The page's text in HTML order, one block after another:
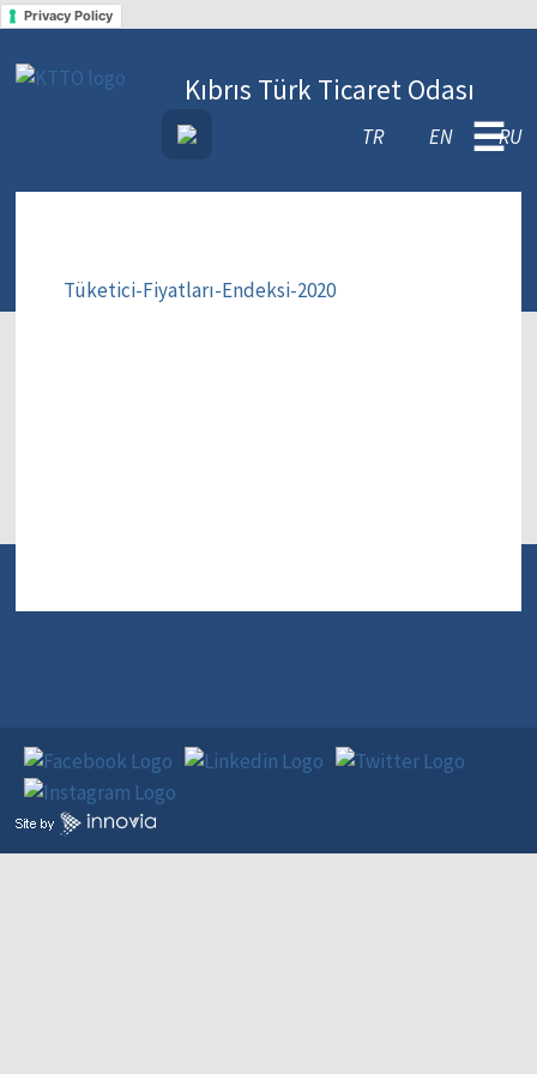
Privacy Policy
Kıbrıs Türk Ticaret Odası
TR EN RU
☰
Tüketici-Fiyatları-Endeksi-2020